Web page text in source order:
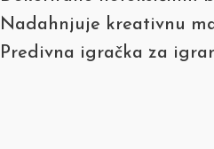
Nadahnjuje kreativnu
Predivna igračka za